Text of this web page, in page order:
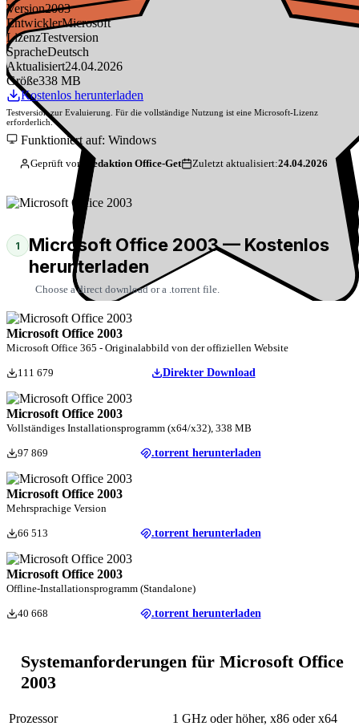
Version2003
EntwicklerMicrosoft
LizenzTestversion
SpracheDeutsch
Aktualisiert24.04.2026
Größe338 MB
Kostenlos herunterladen
Testversion zur Evaluierung. Für die vollständige Nutzung ist eine Microsoft-Lizenz
erforderlich.
Funktioniert auf: Windows
Geprüft von: Redaktion Office-Get Zuletzt aktualisiert:24.04.2026
1
Microsoft Office 2003 — Kostenlos
herunterladen
Choose a direct download or a .torrent file.
Microsoft Office 2003
Microsoft Office 365 - Originalabbild von der offiziellen Website
111 679 Direkter Download
Microsoft Office 2003
Vollständiges Installationsprogramm (x64/x32), 338 MB
97 869 .torrent herunterladen
Microsoft Office 2003
Mehrsprachige Version
66 513 .torrent herunterladen
Microsoft Office 2003
Offline-Installationsprogramm (Standalone)
40 668 .torrent herunterladen
Systemanforderungen für Microsoft Office
2003
Prozessor
1 GHz oder höher, x86 oder x64